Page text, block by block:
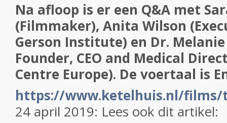
Na afloop is er een Q&A met
(Filmmaker), Anita Wilson
Gerson Institute) en Dr. Melanie
Founder, CEO and Medical
Centre Europe). De voertaal is
https://www.ketelhuis.nl/films/
24 april 2019: Lees ook dit artikel: